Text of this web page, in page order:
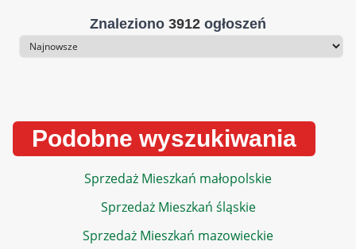
Znaleziono 3912 ogłoszeń
Sortowanie
Podobne wyszukiwania
Sprzedaż Mieszkań małopolskie
Sprzedaż Mieszkań śląskie
Sprzedaż Mieszkań mazowieckie